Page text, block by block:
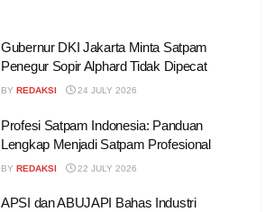
Gubernur DKI Jakarta Minta Satpam
Penegur Sopir Alphard Tidak Dipecat
BY REDAKSI 24 JULY 2026
Profesi Satpam Indonesia: Panduan
Lengkap Menjadi Satpam Profesional
BY REDAKSI 22 JULY 2026
APSI dan ABUJAPI Bahas Industri